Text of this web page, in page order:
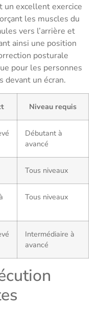
excellent exercice
les muscles du
vers l’arrière et
ainsi une position
posturale
pour les personnes
devant un écran.
Niveau requis
Débutant à
avancé
Tous niveaux
Tous niveaux
Intermédiaire à
avancé